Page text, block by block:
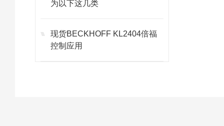
为以下这几类
现货BECKHOFF KL2404倍福
控制应用